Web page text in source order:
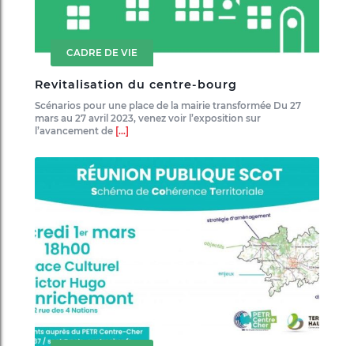
CADRE DE VIE
Revitalisation du centre-bourg
Scénarios pour une place de la mairie transformée Du 27
mars au 27 avril 2023, venez voir l’exposition sur
l’avancement de [...]